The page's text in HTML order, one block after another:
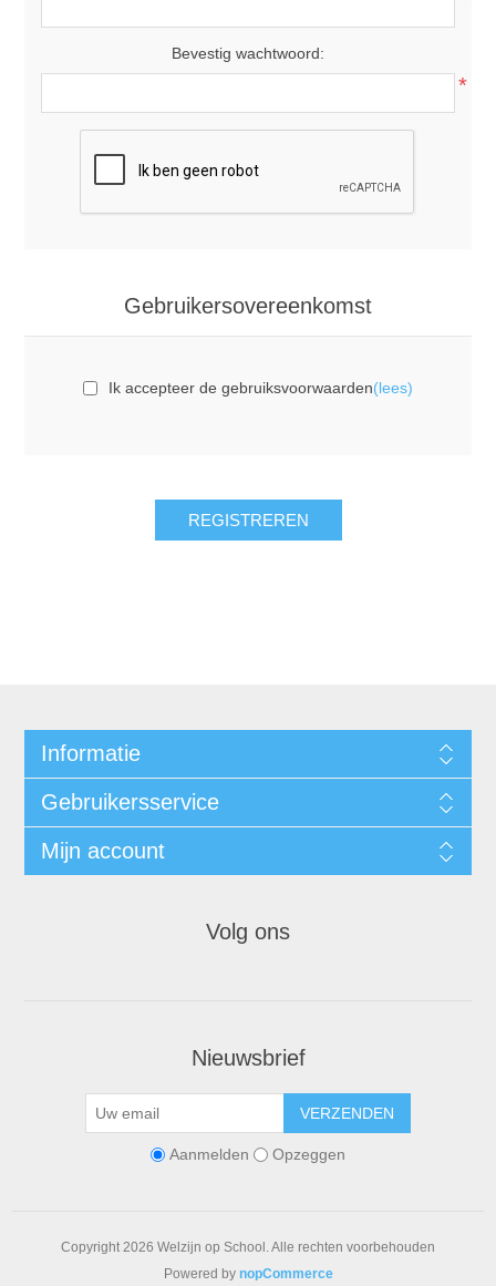
Bevestig wachtwoord:
*
Gebruikersovereenkomst
Ik accepteer de gebruiksvoorwaarden(lees)
REGISTREREN
Informatie
Gebruikersservice
Mijn account
Volg ons
Nieuwsbrief
VERZENDEN
Aanmelden Opzeggen
Copyright 2026 Welzijn op School. Alle rechten voorbehouden
Powered by nopCommerce